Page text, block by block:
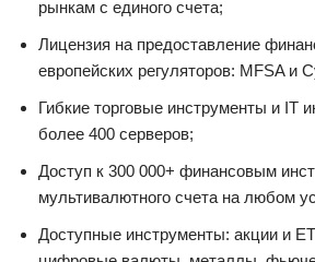
рынкам с единого счета;
Лицензия на предоставление
европейских регуляторов: MFSA и
Гибкие торговые инструменты и IT
более 400 серверов;
Доступ к 300 000+ финансовым
мультивалютного счета на любом
Доступные инструменты: акции и